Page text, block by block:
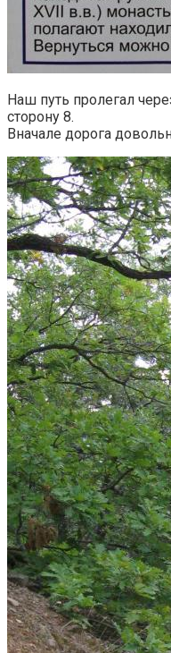
Наш путь пролегал
сторону 8.
Вначале дорога